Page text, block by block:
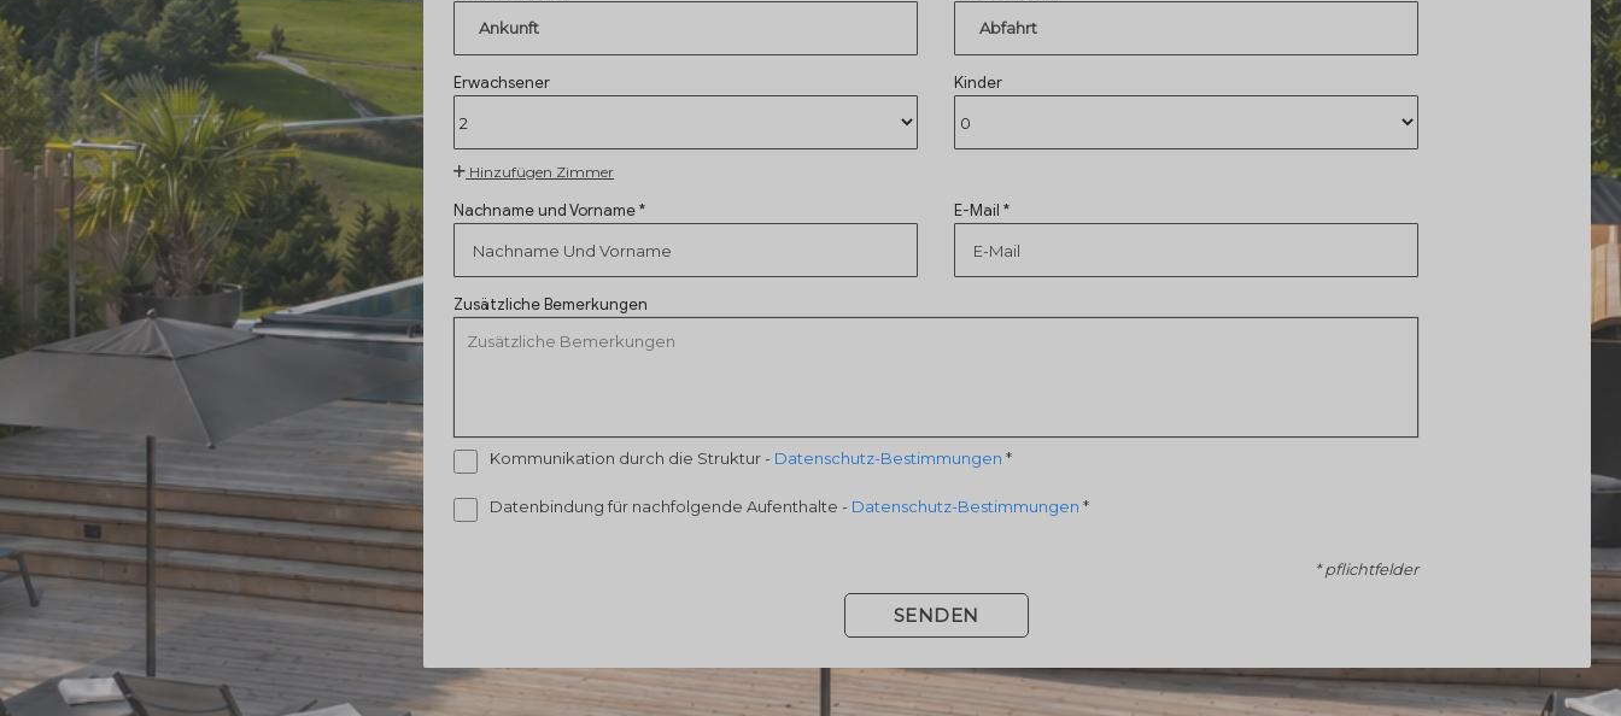
Ankunft Abfahrt
Erwachsener Kinder
Hinzufügen Zimmer
Nachname und Vorname * E-Mail *
Zusätzliche Bemerkungen
Kommunikation durch die Struktur- Datenschutz-Bestimmungen*
Datenbindung für nachfolgende Aufenthalte- Datenschutz-Bestimmungen*
* pflichtfelder
SENDEN